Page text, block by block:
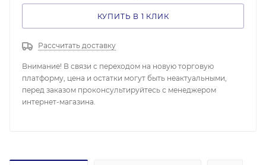
КУПИТЬ В 1 КЛИК
Рассчитать доставку
Внимание! В связи с переходом на новую торговую
платформу, цена и остатки могут быть неактуальными,
перед заказом проконсультируйтесь с менеджером
интернет-магазина.